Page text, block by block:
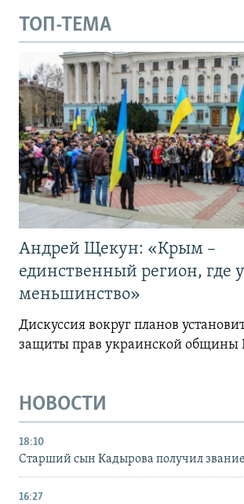
ТОП-ТЕМА
Андрей Щекун: «Крым –
единственный регион, где
меньшинство»
Дискуссия вокруг планов
защиты прав украинской
НОВОСТИ
18:10
Старший сын Кадырова получил
16:27